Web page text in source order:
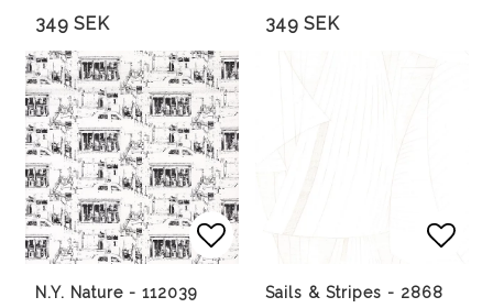
349 SEK 349 SEK
Lägg till i favoritlistan
N.Y. Nature - 112039 Sails & Stripes - 2868